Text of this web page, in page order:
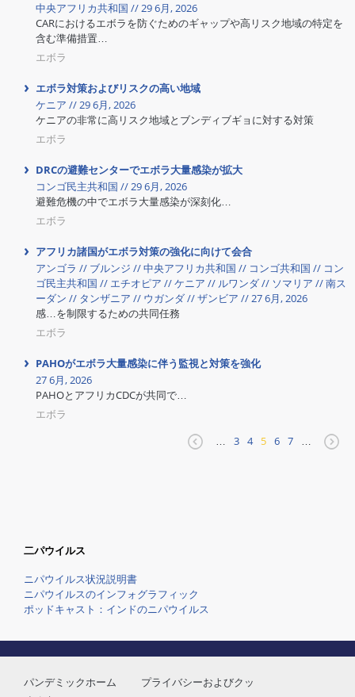
中央アフリカ共和国 // 29 6月, 2026
CARにおけるエボラを防ぐためのギャップや高リスク地域の特定を
含む準備措置…
エボラ
エボラ対策およびリスクの高い地域
ケニア // 29 6月, 2026
ケニアの非常に高リスク地域とブンディブギョに対する対策
エボラ
DRCの避難センターでエボラ大量感染が拡大
コンゴ民主共和国 // 29 6月, 2026
避難危機の中でエボラ大量感染が深刻化…
エボラ
アフリカ諸国がエボラ対策の強化に向けて会合
アンゴラ // ブルンジ // 中央アフリカ共和国 // コンゴ共和国 // コン
ゴ民主共和国 // エチオピア // ケニア // ルワンダ // ソマリア // 南ス
ーダン // タンザニア // ウガンダ // ザンビア // 27 6月, 2026
感…を制限するための共同任務
エボラ
PAHOがエボラ大量感染に伴う監視と対策を強化
27 6月, 2026
PAHOとアフリカCDCが共同で…
エボラ
…
3 4 5 6 7 …
二パウイルス
ニパウイルス状況説明書
ニパウイルスのインフォグラフィック
ポッドキャスト：インドのニパウイルス
パンデミックホーム
プライバシーおよびクッ